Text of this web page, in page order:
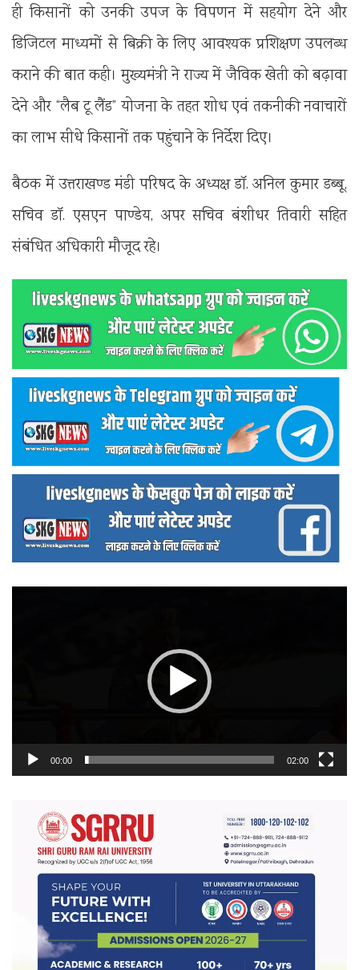
ही किसानों को उनकी उपज के विपणन में सहयोग देने और
डिजिटल माध्यमों से बिक्री के लिए आवश्यक प्रशिक्षण उपलब्ध
कराने की बात कही। मुख्यमंत्री ने राज्य में जैविक खेती को बढ़ावा
देने और “लैब टू लैंड” योजना के तहत शोध एवं तकनीकी नवाचारों
का लाभ सीधे किसानों तक पहुंचाने के निर्देश दिए।
बैठक मेंउत्तराखण्ड मंडी परिषदके अध्यक्ष डॉ. अनिल कुमार डब्बू,
सचिव डॉ. एसएन पाण्डेय, अपर सचिव बंशीधर तिवारी सहित
संबंधित अधिकारी मौजूद रहे।
00:00 02:00